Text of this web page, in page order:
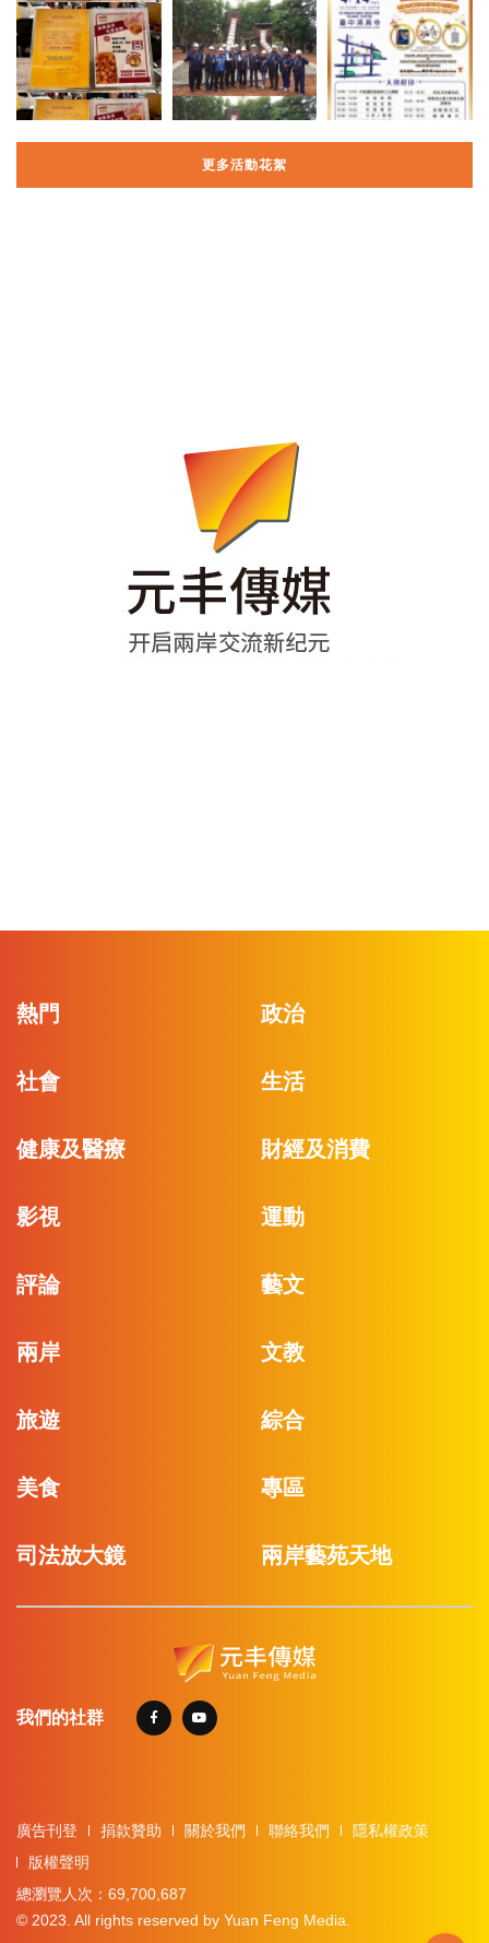
更多活動花絮
熱門 政治
社會 生活
健康及醫療 財經及消費
影視 運動
評論 藝文
兩岸 文教
旅遊 綜合
美食 專區
司法放大鏡 兩岸藝苑天地
我們的社群
廣告刊登 捐款贊助 關於我們 聯絡我們
隱私權政策
版權聲明
總瀏覽人次：69,700,687
© 2023. All rights reserved by Yuan Feng Media.